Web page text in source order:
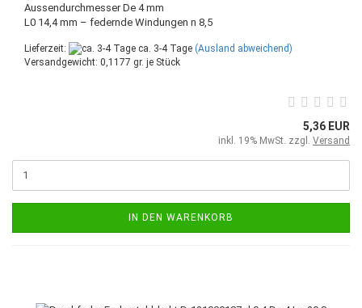
Aussendurchmesser De 4 mm
L0 14,4 mm – federnde Windungen n 8,5
Lieferzeit: ca. 3-4 Tage (Ausland abweichend)
Versandgewicht: 0,1177 gr. je Stück
5,36 EUR
inkl. 19% MwSt. zzgl. Versand
IN DEN WARENKORB